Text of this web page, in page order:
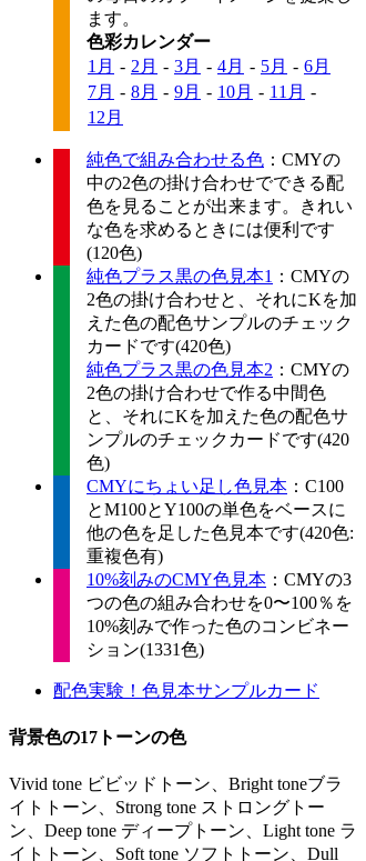
ます。
色彩カレンダー
1月 - 2月 - 3月 - 4月 - 5月 - 6月
7月 - 8月 - 9月 - 10月 - 11月 -
12月
純色で組み合わせる色 ：CMYの
中の2色の掛け合わせでできる配
色を見ることが出来ます。きれい
な色を求めるときには便利です
(120色)
純色プラス黒の色見本1 ：CMYの
2色の掛け合わせと、それにKを加
えた色の配色サンプルのチェック
カードです(420色)
純色プラス黒の色見本2 ：CMYの
2色の掛け合わせで作る中間色
と、それにKを加えた色の配色サ
ンプルのチェックカードです(420
色)
CMYにちょい足し色見本 ：C100
とM100とY100の単色をベースに
他の色を足した色見本です(420色:
重複色有)
10%刻みのCMY色見本 ：CMYの3
つの色の組み合わせを0〜100％を
10%刻みで作った色のコンビネー
ション(1331色)
配色実験！色見本サンプルカード
背景色の17トーンの色
Vivid tone ビビッドトーン、Bright toneブラ
イトトーン、Strong tone ストロングトー
ン、Deep tone ディープトーン、Light tone ラ
イトトーン、Soft tone ソフトトーン、Dull